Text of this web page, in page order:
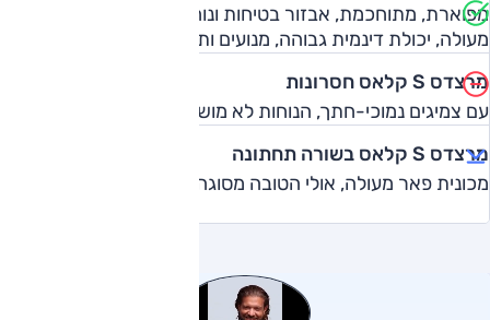
מפוארת, מתוחכמת, אבזור בטיחות ונוחות עשיר, איכות נסיעה
מעולה, יכולת דינמית גבוהה, מנועים ותיבות מצוינים.
מרצדס S קלאס חסרונות
עם צמיגים נמוכי-חתך, הנוחות לא מושלמת בעיר.
מרצדס S קלאס בשורה תחתונה
מכונית פאר מעולה, אולי הטובה מסוגה.